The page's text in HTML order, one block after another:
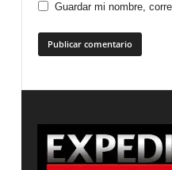
Guardar mi nombre,